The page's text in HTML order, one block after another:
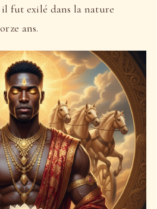
fut exilé dans la nature
ans.